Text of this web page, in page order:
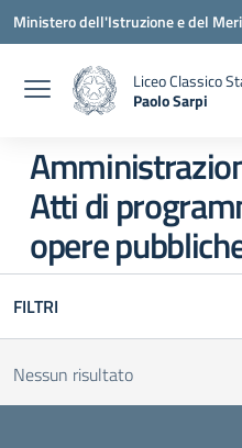
Vai ai contenuti
Vai al menu di navigazione
Vai al footer
Ministero dell'Istruzione e del
Liceo Classico
Paolo Sarpi
Atti di
opere
FILTRI
Nessun risultato